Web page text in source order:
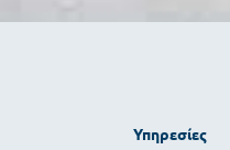
Υπηρεσίες